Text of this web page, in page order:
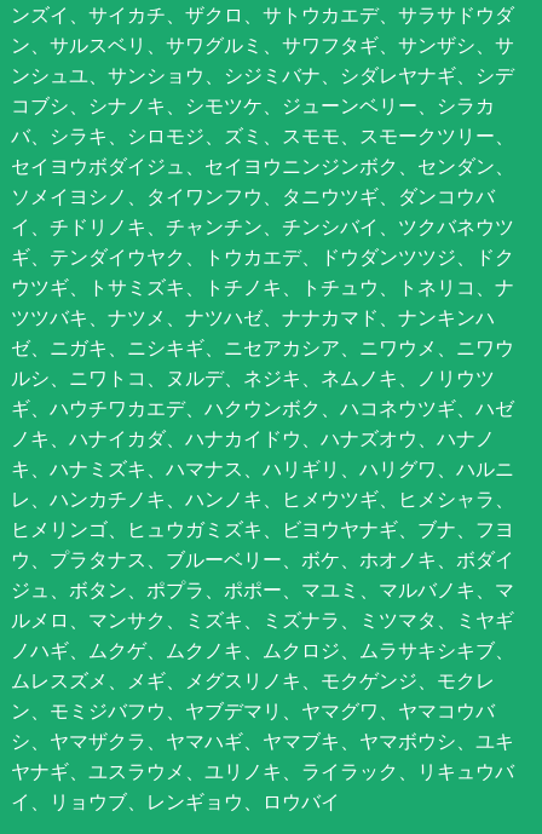
ンズイ、サイカチ、ザクロ、サトウカエデ、サラサドウダ
ン、サルスベリ、サワグルミ、サワフタギ、サンザシ、サ
ンシュユ、サンショウ、シジミバナ、シダレヤナギ、シデ
コブシ、シナノキ、シモツケ、ジューンベリー、シラカ
バ、シラキ、シロモジ、ズミ、スモモ、スモークツリー、
セイヨウボダイジュ、セイヨウニンジンボク、センダン、
ソメイヨシノ、タイワンフウ、タニウツギ、ダンコウバ
イ、チドリノキ、チャンチン、チンシバイ、ツクバネウツ
ギ、テンダイウヤク、トウカエデ、ドウダンツツジ、ドク
ウツギ、トサミズキ、トチノキ、トチュウ、トネリコ、ナ
ツツバキ、ナツメ、ナツハゼ、ナナカマド、ナンキンハ
ゼ、ニガキ、ニシキギ、ニセアカシア、ニワウメ、ニワウ
ルシ、ニワトコ、ヌルデ、ネジキ、ネムノキ、ノリウツ
ギ、ハウチワカエデ、ハクウンボク、ハコネウツギ、ハゼ
ノキ、ハナイカダ、ハナカイドウ、ハナズオウ、ハナノ
キ、ハナミズキ、ハマナス、ハリギリ、ハリグワ、ハルニ
レ、ハンカチノキ、ハンノキ、ヒメウツギ、ヒメシャラ、
ヒメリンゴ、ヒュウガミズキ、ビヨウヤナギ、ブナ、フヨ
ウ、プラタナス、ブルーベリー、ボケ、ホオノキ、ボダイ
ジュ、ボタン、ポプラ、ポポー、マユミ、マルバノキ、マ
ルメロ、マンサク、ミズキ、ミズナラ、ミツマタ、ミヤギ
ノハギ、ムクゲ、ムクノキ、ムクロジ、ムラサキシキブ、
ムレスズメ、メギ、メグスリノキ、モクゲンジ、モクレ
ン、モミジバフウ、ヤブデマリ、ヤマグワ、ヤマコウバ
シ、ヤマザクラ、ヤマハギ、ヤマブキ、ヤマボウシ、ユキ
ヤナギ、ユスラウメ、ユリノキ、ライラック、リキュウバ
イ、リョウブ、レンギョウ、ロウバイ